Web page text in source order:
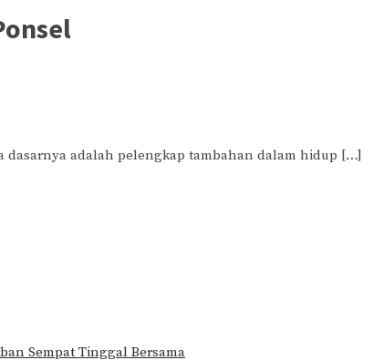
dasarnya adalah pelengkap tambahan dalam hidup […]